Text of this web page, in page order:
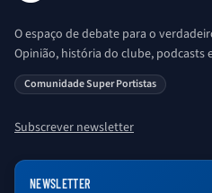
O espaço de debate para o
Opinião, história do clube, podcasts
saber sobre o universo Porto. Ser
Comunidade Super Portistas
Subscrever newsletter
NEWSLETTER